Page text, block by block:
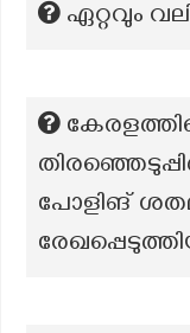
ഏറ്റവും
പോളിങ്